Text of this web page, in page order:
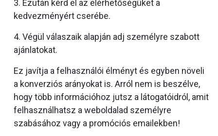
3. Ezután kérd el az elérhetőségüket a
kedvezményért cserébe.
4. Végül válaszaik alapján adj személyre szabott
ajánlatokat.
Ez javítja a felhasználói élményt és egyben növeli
a konverziós arányokat is. Arról nem is beszélve,
hogy több információhoz jutsz a látogatóidról, amit
felhasználhatsz a weboldalad személyre
szabásához vagy a promóciós emailekben!